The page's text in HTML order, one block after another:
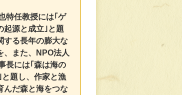
特任教授には｢ゲ
起源と成立｣と題
する長年の膨大な
、また、NPO法人
長には｢森は海の
題し、作家と漁
んだ森と海をつな